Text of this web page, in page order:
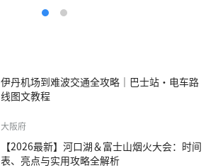
伊丹机场到难波交通全攻略｜巴士站・电车路
线图文教程
大阪府
【2026最新】河口湖＆富士山烟火大会：时间
表、亮点与实用攻略全解析